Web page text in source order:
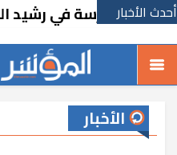
أحدث الأخبار
مدرسة في رشيد الجديدة
الأخبار